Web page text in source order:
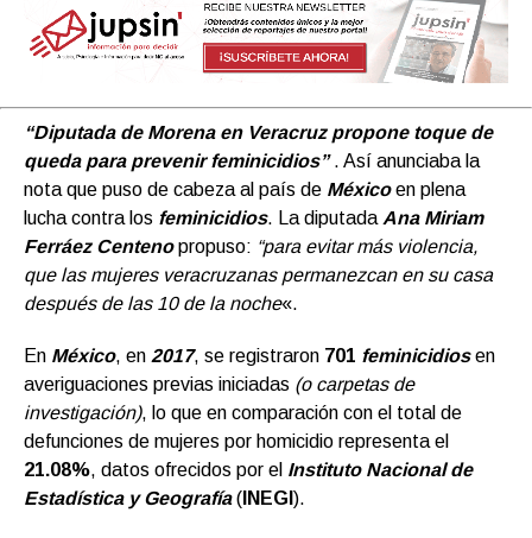
“Diputada de Morena en Veracruz propone toque de
queda para prevenir feminicidios”. Así anunciaba la
nota que puso de cabeza al país de México en plena
lucha contra los feminicidios. La diputada Ana Miriam
Ferráez Centenopropuso: “para evitar más violencia,
que las mujeres veracruzanas permanezcan en su casa
después de las 10 de la noche«.
En México, en 2017, se registraron 701 feminicidiosen
averiguaciones previas iniciadas (o carpetas de
investigación), lo que en comparación con el total de
defunciones de mujeres por homicidio representa el
21.08%, datos ofrecidos por el Instituto Nacional de
Estadística y Geografía( INEGI ).